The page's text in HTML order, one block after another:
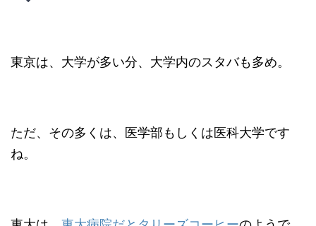
東京は、大学が多い分、大学内のスタバも多め。
ただ、その多くは、医学部もしくは医科大学です
ね。